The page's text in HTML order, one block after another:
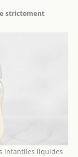
strictement
infantiles liquides